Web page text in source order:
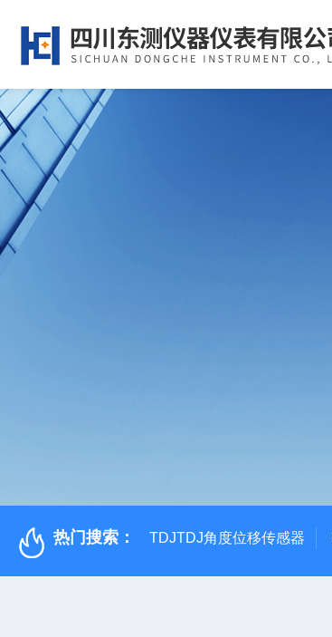
热门搜索： TDJTDJ角度位移传感器